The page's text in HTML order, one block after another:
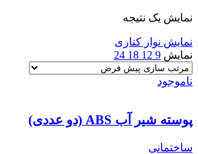
نمایش یک نتیجه
نمایش نوار کناری
نمایش 9
12
18
24
ناموجود
پوسته شیر آب ABS (دو عددی)
ساختمانی